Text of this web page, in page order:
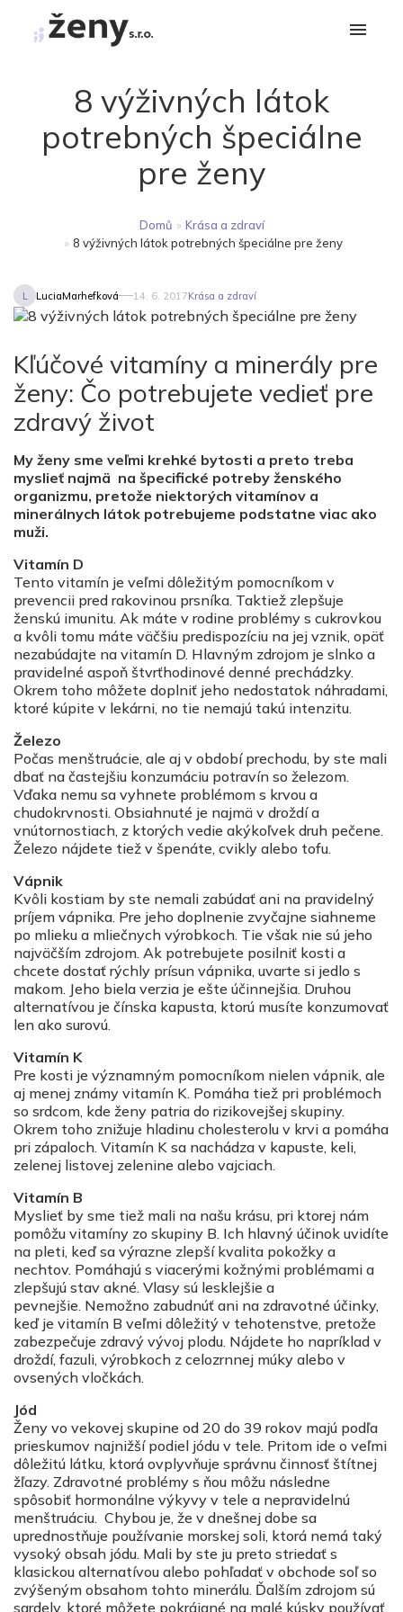
8 výživných látok
potrebných špeciálne
pre ženy
Domů » Krása a zdraví
» 8 výživných látok potrebných špeciálne pre ženy
L LuciaMarhefková 14. 6. 2017Krása a zdraví
Kľúčové vitamíny a minerály pre
ženy: Čo potrebujete vedieť pre
zdravý život
My ženy sme veľmi krehké bytosti a preto treba
myslieť najmä na špecifické potreby ženského
organizmu, pretože niektorých vitamínov a
minerálnych látok potrebujeme podstatne viac ako
muži.
Vitamín D
Tento vitamín je veľmi dôležitým pomocníkom v
prevencii pred rakovinou prsníka. Taktiež zlepšuje
ženskú imunitu. Ak máte v rodine problémy s cukrovkou
a kvôli tomu máte väčšiu predispozíciu na jej vznik, opäť
nezabúdajte na vitamín D. Hlavným zdrojom je slnko a
pravidelné aspoň štvrťhodinové denné prechádzky.
Okrem toho môžete doplniť jeho nedostatok náhradami,
ktoré kúpite v lekárni, no tie nemajú takú intenzitu.
Železo
Počas menštruácie, ale aj v období prechodu, by ste mali
dbať na častejšiu konzumáciu potravín so železom.
Vďaka nemu sa vyhnete problémom s krvou a
chudokrvnosti. Obsiahnuté je najmä v droždí a
vnútornostiach, z ktorých vedie akýkoľvek druh pečene.
Železo nájdete tiež v špenáte, cvikly alebo tofu.
Vápnik
Kvôli kostiam by ste nemali zabúdať ani na pravidelný
príjem vápnika. Pre jeho doplnenie zvyčajne siahneme
po mlieku a mliečnych výrobkoch. Tie však nie sú jeho
najväčším zdrojom. Ak potrebujete posilniť kosti a
chcete dostať rýchly prísun vápnika, uvarte si jedlo s
makom. Jeho biela verzia je ešte účinnejšia. Druhou
alternatívou je čínska kapusta, ktorú musíte konzumovať
len ako surovú.
Vitamín K
Pre kosti je významným pomocníkom nielen vápnik, ale
aj menej známy vitamín K. Pomáha tiež pri problémoch
so srdcom, kde ženy patria do rizikovejšej skupiny.
Okrem toho znižuje hladinu cholesterolu v krvi a pomáha
pri zápaloch. Vitamín K sa nachádza v kapuste, keli,
zelenej listovej zelenine alebo vajciach.
Vitamín B
Myslieť by sme tiež mali na našu krásu, pri ktorej nám
pomôžu vitamíny zo skupiny B. Ich hlavný účinok uvidíte
na pleti, keď sa výrazne zlepší kvalita pokožky a
nechtov. Pomáhajú s viacerými kožnými problémami a
zlepšujú stav akné. Vlasy sú lesklejšie a
pevnejšie. Nemožno zabudnúť ani na zdravotné účinky,
keď je vitamín B veľmi dôležitý v tehotenstve, pretože
zabezpečuje zdravý vývoj plodu. Nájdete ho napríklad v
droždí, fazuli, výrobkoch z celozrnnej múky alebo v
ovsených vločkách.
Jód
Ženy vo vekovej skupine od 20 do 39 rokov majú podľa
prieskumov najnižší podiel jódu v tele. Pritom ide o veľmi
dôležitú látku, ktorá ovplyvňuje správnu činnosť štítnej
žľazy. Zdravotné problémy s ňou môžu následne
spôsobiť hormonálne výkyvy v tele a nepravidelnú
menštruáciu. Chybou je, že v dnešnej dobe sa
uprednostňuje používanie morskej soli, ktorá nemá taký
vysoký obsah jódu. Mali by ste ju preto striedať s
klasickou alternatívou alebo pohľadať v obchode soľ so
zvýšeným obsahom tohto minerálu. Ďalším zdrojom sú
sardely, ktoré môžete pokrájané na malé kúsky používať